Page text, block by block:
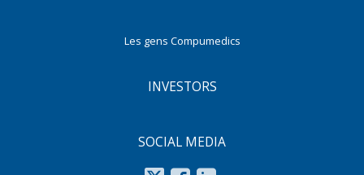
Les gens Compumedics
INVESTORS
SOCIAL MEDIA